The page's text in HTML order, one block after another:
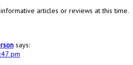
articles or reviews at this time.
says:
pm